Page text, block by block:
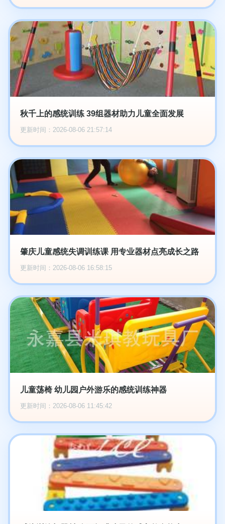
秋千上的感统训练 39组器材助力儿童全面发展
更新时间：2026-08-06 21:57:14
肇庆儿童感统失调训练课 用专业器材点亮成长之路
更新时间：2026-08-06 16:58:15
儿童荡椅 幼儿园户外游乐的感统训练神器
更新时间：2026-08-06 11:45:42